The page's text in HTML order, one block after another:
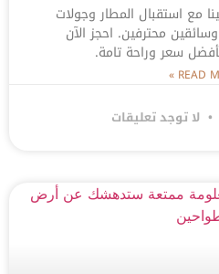
مع استقبال المطار وجولات
محترفين. احجز الآن
READ
لا توجد تعليقات